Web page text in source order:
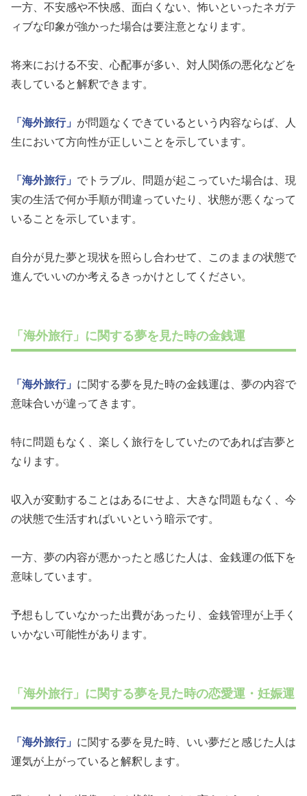
一方、不安感や不快感、面白くない、怖いといったネガテ
ィブな印象が強かった場合は要注意となります。
将来における不安、心配事が多い、対人関係の悪化などを
表していると解釈できます。
「海外旅行」 が問題なくできているという内容ならば、人
生において方向性が正しいことを示しています。
「海外旅行」 でトラブル、問題が起こっていた場合は、現
実の生活で何か手順が間違っていたり、状態が悪くなって
いることを示しています。
自分が見た夢と現状を照らし合わせて、このままの状態で
進んでいいのか考えるきっかけとしてください。
「海外旅行」に関する夢を見た時の金銭運
「海外旅行」 に関する夢を見た時の金銭運は、夢の内容で
意味合いが違ってきます。
特に問題もなく、楽しく旅行をしていたのであれば吉夢と
なります。
収入が変動することはあるにせよ、大きな問題もなく、今
の状態で生活すればいいという暗示です。
一方、夢の内容が悪かったと感じた人は、金銭運の低下を
意味しています。
予想もしていなかった出費があったり、金銭管理が上手く
いかない可能性があります。
「海外旅行」に関する夢を見た時の恋愛運・妊娠運
「海外旅行」 に関する夢を見た時、いい夢だと感じた人は
運気が上がっていると解釈します。